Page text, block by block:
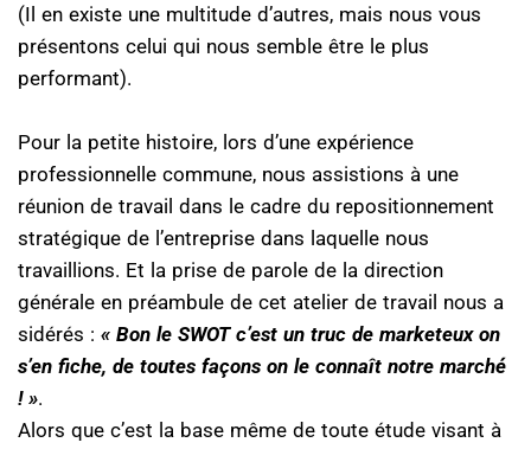
(Il en existe une multitude d’autres, mais nous vous
présentons celui qui nous semble être le plus
performant).
Pour la petite histoire, lors d’une expérience
professionnelle commune, nous assistions à une
réunion de travail dans le cadre du repositionnement
stratégique de l’entreprise dans laquelle nous
travaillions. Et la prise de parole de la direction
générale en préambule de cet atelier de travail nous a
sidérés : « Bon le SWOT c’est un truc de marketeux on
s’en fiche, de toutes façons on le connaît notre marché
! ».
Alors que c’est la base même de toute étude visant à